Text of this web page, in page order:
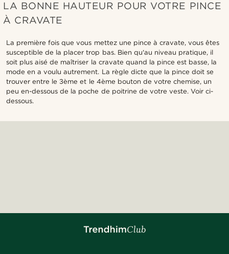
LA BONNE HAUTEUR POUR VOTRE PINCE
À CRAVATE
La première fois que vous mettez une pince à cravate, vous êtes
susceptible de la placer trop bas. Bien qu'au niveau pratique, il
soit plus aisé de maîtriser la cravate quand la pince est basse, la
mode en a voulu autrement. La règle dicte que la pince doit se
trouver entre le 3ème et le 4ème bouton de votre chemise, un
peu en-dessous de la poche de poitrine de votre veste. Voir ci-
dessous.